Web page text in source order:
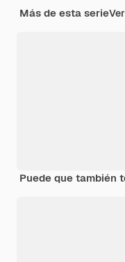
Más de esta serie
Puede que también